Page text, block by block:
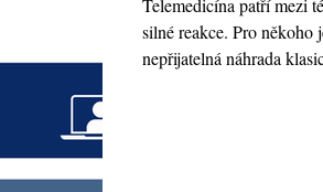
silné reakce. Pro
nepřijatelná náhrada